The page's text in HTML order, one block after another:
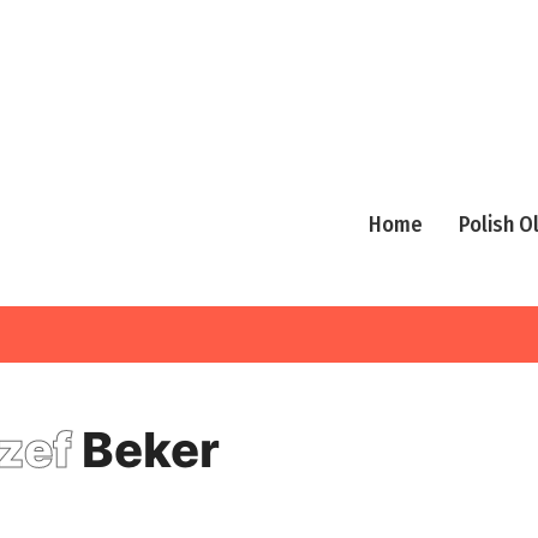
Home Polish
Beker